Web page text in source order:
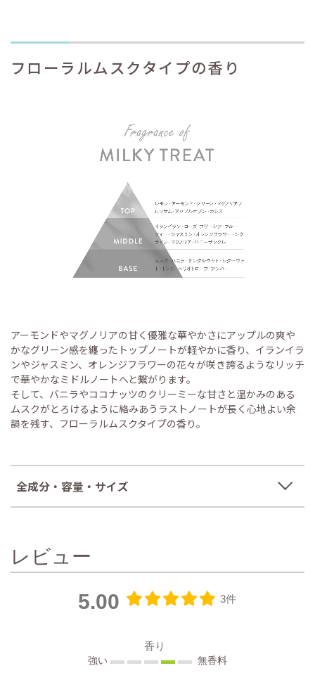
フローラルムスクタイプの香り
アーモンドやマグノリアの甘く優雅な華やかさにアップルの爽や
かなグリーン感を纏ったトップノートが軽やかに香り、イランイラ
ンやジャスミン、オレンジフラワーの花々が咲き誇るようなリッチ
で華やかなミドルノートへと繋がります。
そして、バニラやココナッツのクリーミーな甘さと温かみのある
ムスクがとろけるように絡みあうラストノートが長く心地よい余
韻を残す、フローラルムスクタイプの香り。
全成分・容量・サイズ
レビュー
5.00 3件
香り
強い 無香料